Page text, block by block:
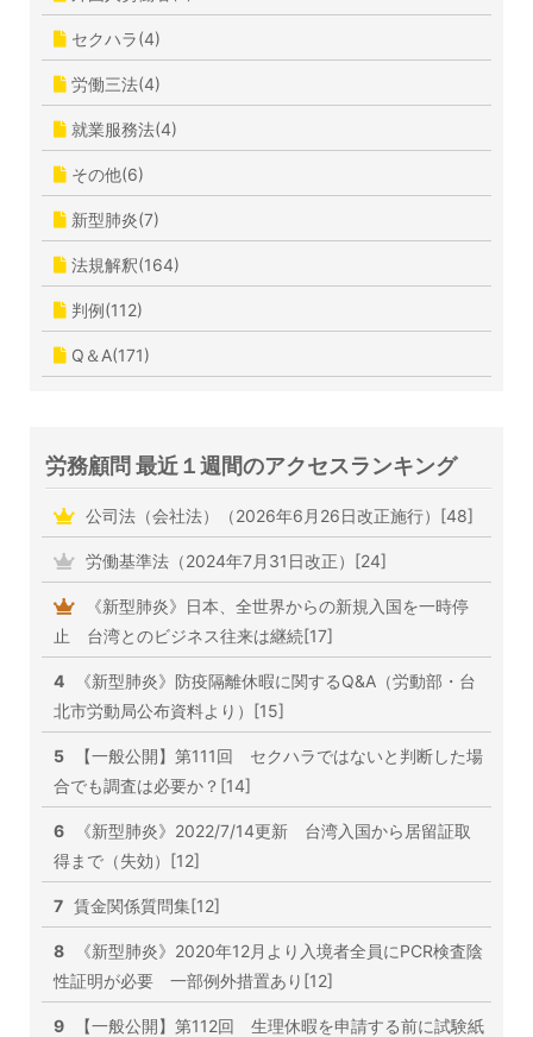
セクハラ(4)
労働三法(4)
就業服務法(4)
その他(6)
新型肺炎(7)
法規解釈(164)
判例(112)
Q＆A(171)
労務顧問 最近１週間のアクセスランキング
公司法（会社法）（2026年6月26日改正施行）[48]
労働基準法（2024年7月31日改正）[24]
《新型肺炎》日本、全世界からの新規入国を一時停
止 台湾とのビジネス往来は継続[17]
4
《新型肺炎》防疫隔離休暇に関するQ&A（労動部・台
北市労動局公布資料より）[15]
5
【一般公開】第111回 セクハラではないと判断した場
合でも調査は必要か？[14]
6
《新型肺炎》2022/7/14更新 台湾入国から居留証取
得まで（失効）[12]
7 賃金関係質問集[12]
8
《新型肺炎》2020年12月より入境者全員にPCR検査陰
性証明が必要 一部例外措置あり[12]
9
【一般公開】第112回 生理休暇を申請する前に試験紙